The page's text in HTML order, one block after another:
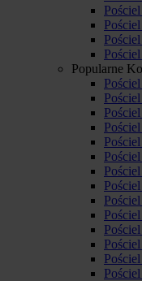
Popularne
Pościel